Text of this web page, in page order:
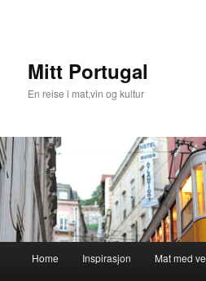
Mitt Portugal
En reise i mat,vin og kultur
Home Inspirasjon Mat med